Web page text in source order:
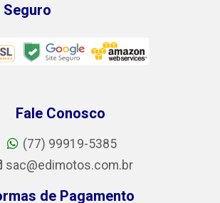
Seguro
Fale Conosco
(77) 99919-5385
sac@edimotos.com.br
de Pagamento